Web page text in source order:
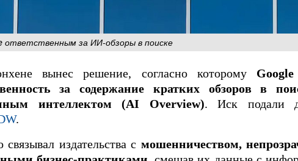
ответственным за ИИ-обзоры в поиске
вынес решение, согласно которому
за содержание кратких обзоров в
интеллектом (AI Overview). Иск подали
.
издательства с мошенничеством,